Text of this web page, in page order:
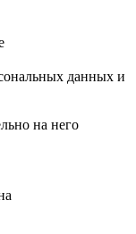
данных и
на него